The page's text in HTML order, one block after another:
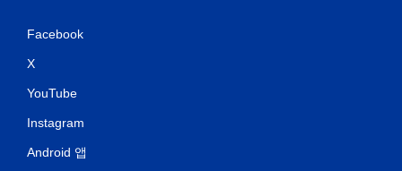
Facebook
X
YouTube
Instagram
Android 앱